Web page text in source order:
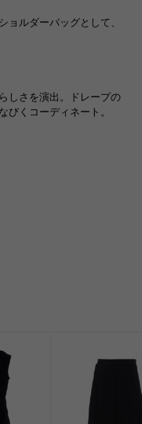
ョルダーバッグとして、
しさを演出。ドレープの
びくコーディネート。